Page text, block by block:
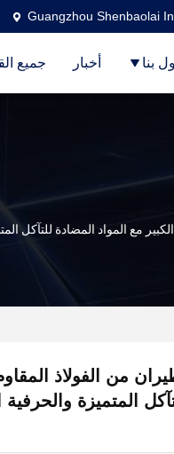
Guangzhou Shenbaolai
بنا أخبار جميع
مع المواد المضادة للتآكل
من الفولاذ
المتميزة